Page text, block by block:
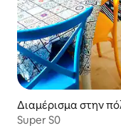
Διαμέρισμα στην
Super S0